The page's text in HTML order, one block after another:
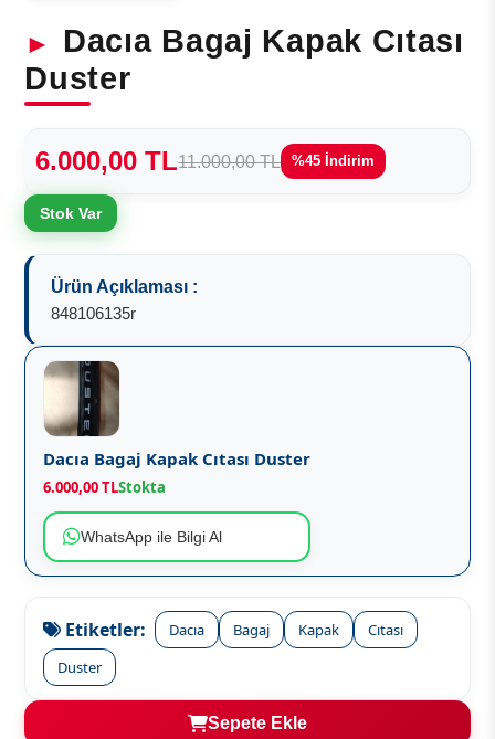
Dacıa Bagaj Kapak Cıtası
Duster
6.000,00 TL11.000,00 TL %45 İndirim
Stok Var
Ürün Açıklaması :
848106135r
Dacıa Bagaj Kapak Cıtası Duster
6.000,00 TLStokta
WhatsApp ile Bilgi Al
Etiketler: Dacıa Bagaj Kapak
Cıtası
Duster
Sepete Ekle